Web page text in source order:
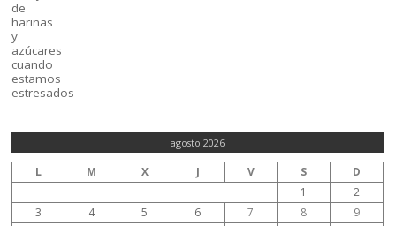
agosto 2026
L M X J V S
D
1
2
3
4 5 6 7 8
9